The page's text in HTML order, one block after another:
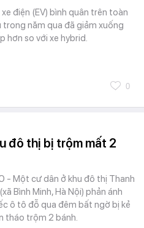
xe điện (EV) bình quân trên toàn
trong năm qua đã giảm xuống
hơn so với xe hybrid.
0
đô thị bị trộm mất 2
- Một cư dân ở khu đô thị Thanh
Bình Minh, Hà Nội) phản ánh
ô tô đỗ qua đêm bất ngờ bị kẻ
tháo trộm 2 bánh.